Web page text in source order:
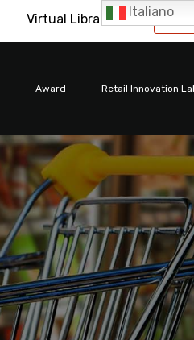
Virtual Library
Award Retail Innovation
Italiano